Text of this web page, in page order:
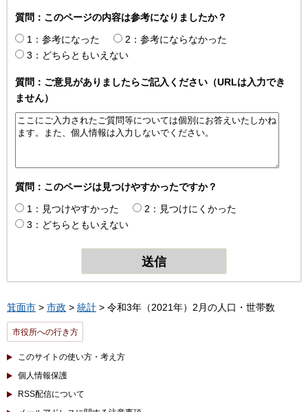
質問：このページの内容は参考になりましたか？
1：参考になった
2：参考にならなかった
3：どちらともいえない
質問：ご意見がありましたらご記入ください（URLは入力でき
ません）
質問：このページは見つけやすかったですか？
1：見つけやすかった
2：見つけにくかった
3：どちらともいえない
箕面市 > 市政 > 統計 > 令和3年（2021年）2月の人口・世帯数
市役所への行き方
このサイトの使い方・考え方
個人情報保護
RSS配信について